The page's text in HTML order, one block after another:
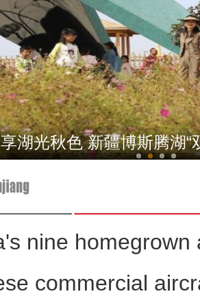
青年演员赫林：对影片
享湖光秋色 新疆博斯腾湖“
nine homegrown
commercial